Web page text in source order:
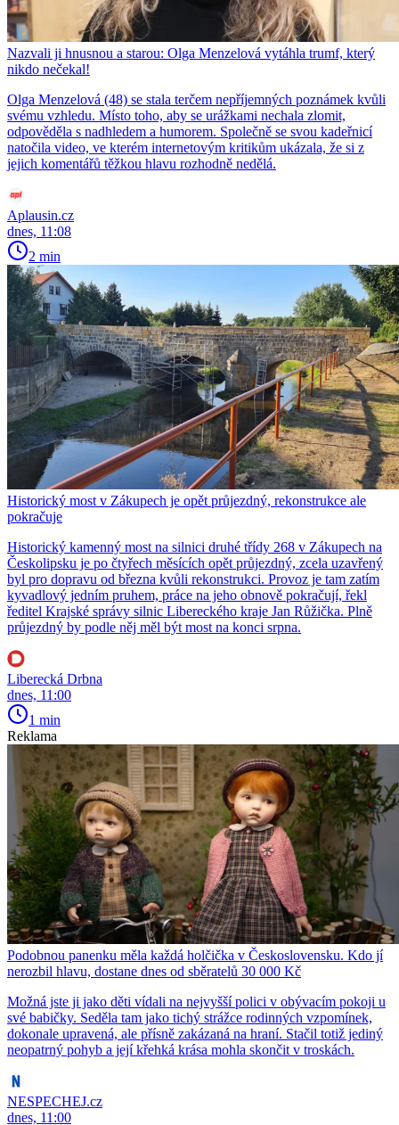
Nazvali ji hnusnou a starou: Olga Menzelová vytáhla trumf, který
nikdo nečekal!
Olga Menzelová (48) se stala terčem nepříjemných poznámek kvůli
svému vzhledu. Místo toho, aby se urážkami nechala zlomit,
odpověděla s nadhledem a humorem. Společně se svou kadeřnicí
natočila video, ve kterém internetovým kritikům ukázala, že si z
jejich komentářů těžkou hlavu rozhodně nedělá.
Aplausin.cz
dnes, 11:08
2 min
Historický most v Zákupech je opět průjezdný, rekonstrukce ale
pokračuje
Historický kamenný most na silnici druhé třídy 268 v Zákupech na
Českolipsku je po čtyřech měsících opět průjezdný, zcela uzavřený
byl pro dopravu od března kvůli rekonstrukci. Provoz je tam zatím
kyvadlový jedním pruhem, práce na jeho obnově pokračují, řekl
ředitel Krajské správy silnic Libereckého kraje Jan Růžička. Plně
průjezdný by podle něj měl být most na konci srpna.
Liberecká Drbna
dnes, 11:00
1 min
Reklama
Podobnou panenku měla každá holčička v Československu. Kdo jí
nerozbil hlavu, dostane dnes od sběratelů 30 000 Kč
Možná jste ji jako děti vídali na nejvyšší polici v obývacím pokoji u
své babičky. Seděla tam jako tichý strážce rodinných vzpomínek,
dokonale upravená, ale přísně zakázaná na hraní. Stačil totiž jediný
neopatrný pohyb a její křehká krása mohla skončit v troskách.
NESPECHEJ.cz
dnes, 11:00